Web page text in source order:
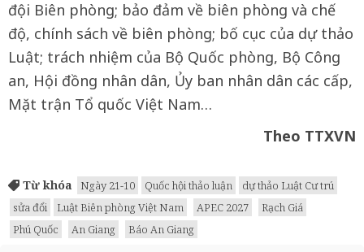
đội Biên phòng; bảo đảm về biên phòng và chế
độ, chính sách về biên phòng; bố cục của dự thảo
Luật; trách nhiệm của Bộ Quốc phòng, Bộ Công
an, Hội đồng nhân dân, Ủy ban nhân dân các cấp,
Mặt trận Tổ quốc Việt Nam…
Theo TTXVN
Từ khóa Ngày 21-10 Quốc hội thảo luận
dự thảo Luật Cư trú
sửa đổi
Luật Biên phòng Việt Nam APEC 2027
Rạch Giá
Phú Quốc
An Giang Báo An Giang